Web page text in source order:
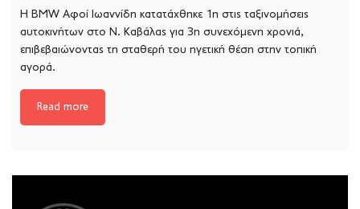
Η BMW Αφοί Ιωαννίδη κατατάχθηκε 1η στις ταξινομήσεις
αυτοκινήτων στο Ν. Καβάλας για 3η συνεχόμενη χρονιά,
επιβεβαιώνοντας τη σταθερή του ηγετική θέση στην τοπική
αγορά.
Read more